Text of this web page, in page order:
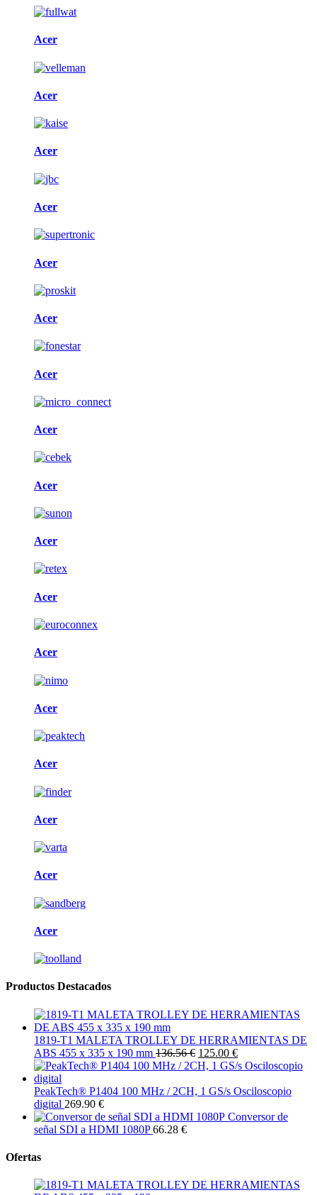
Acer
Acer
Acer
Acer
Acer
Acer
Acer
Acer
Acer
Acer
Acer
Acer
Acer
Acer
Acer
Acer
Acer
Productos Destacados
1819-T1 MALETA TROLLEY DE HERRAMIENTAS DE
ABS 455 x 335 x 190 mm 136.56 € 125.00 €
PeakTech® P1404 100 MHz / 2CH, 1 GS/s Osciloscopio
digital 269.90 €
Conversor de
señal SDI a HDMI 1080P 66.28 €
Ofertas